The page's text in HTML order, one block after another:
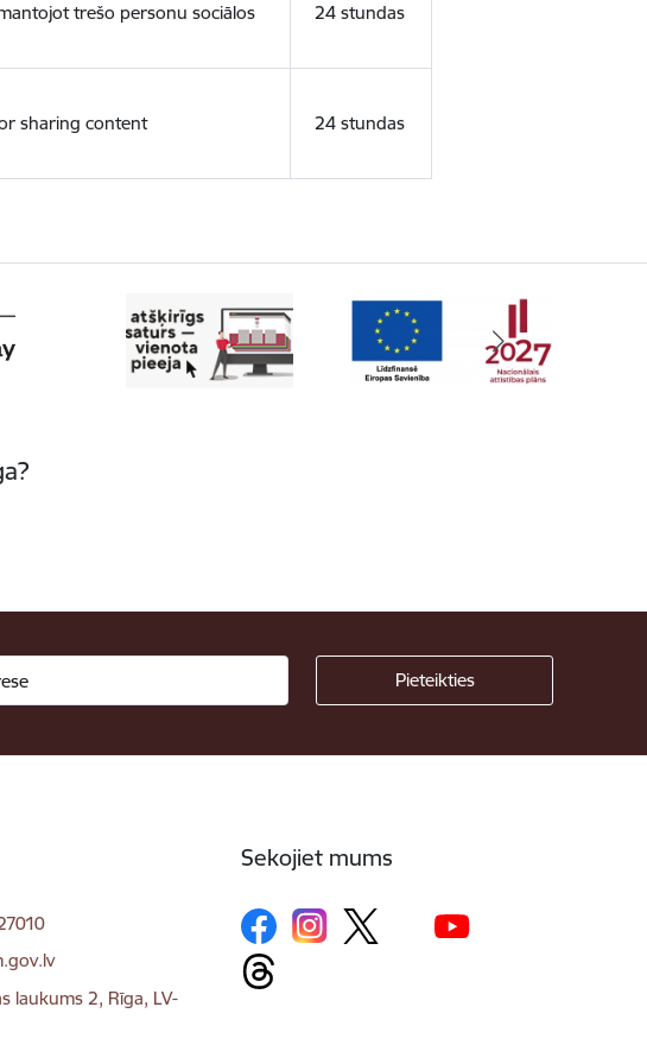
trešo personu sociālos
24 stundas
sharing content 24 stundas
laukums 2, Rīga, LV-
Sekojiet mums